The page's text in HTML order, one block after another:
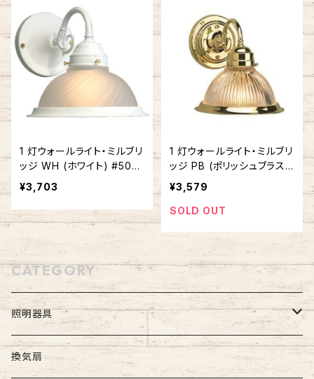
1 灯ウォールライト・ミルブリ
ッジ WH (ホワイト) #506
816
¥3,703
1 灯ウォールライト・ミルブリ
ッジ PB (ポリッシュブラス)
#503011
¥3,579
SOLD OUT
CATEGORY
照明器具
屋外照明
換気扇